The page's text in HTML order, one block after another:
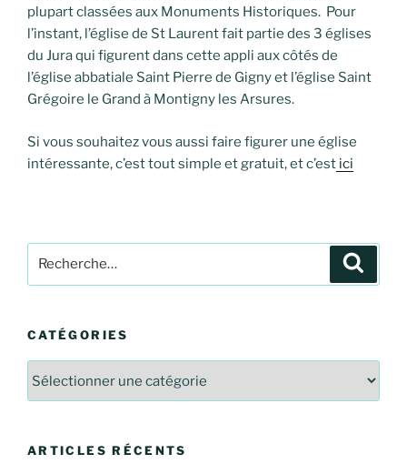
plupart classées aux Monuments Historiques. Pour
l’instant, l’église de St Laurent fait partie des 3 églises
du Jura qui figurent dans cette appli aux côtés de
l’église abbatiale Saint Pierre de Gigny et l’église Saint
Grégoire le Grand à Montigny les Arsures.
Si vous souhaitez vous aussi faire figurer une église
intéressante, c’est tout simple et gratuit, et c’est ici
pour
CATÉGORIES
ARTICLES RÉCENTS